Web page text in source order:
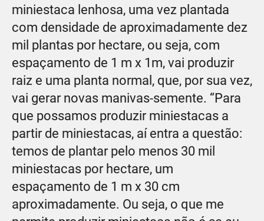
miniestaca lenhosa, uma vez plantada
com densidade de aproximadamente dez
mil plantas por hectare, ou seja, com
espaçamento de 1 m x 1m, vai produzir
raiz e uma planta normal, que, por sua vez,
vai gerar novas manivas-semente. “Para
que possamos produzir miniestacas a
partir de miniestacas, aí entra a questão:
temos de plantar pelo menos 30 mil
miniestacas por hectare, um
espaçamento de 1 m x 30 cm
aproximadamente. Ou seja, o que me